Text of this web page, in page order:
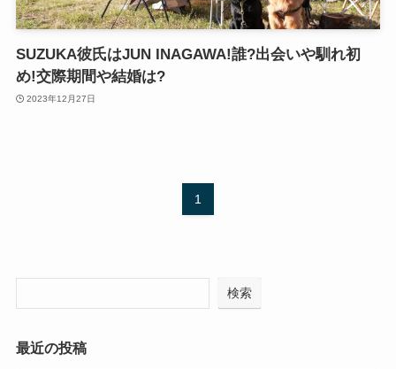
SUZUKA彼氏はJUN INAGAWA!誰?出会いや馴れ初
め!交際期間や結婚は?
2023年12月27日
1
検索
最近の投稿